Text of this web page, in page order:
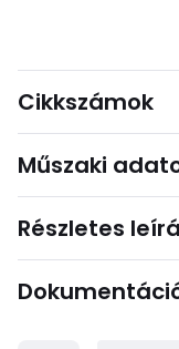
Cikkszámok
Műszaki
Részletes